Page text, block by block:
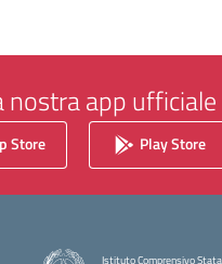
nostra app ufficiale
Store Play Store
Istituto Comprensivo